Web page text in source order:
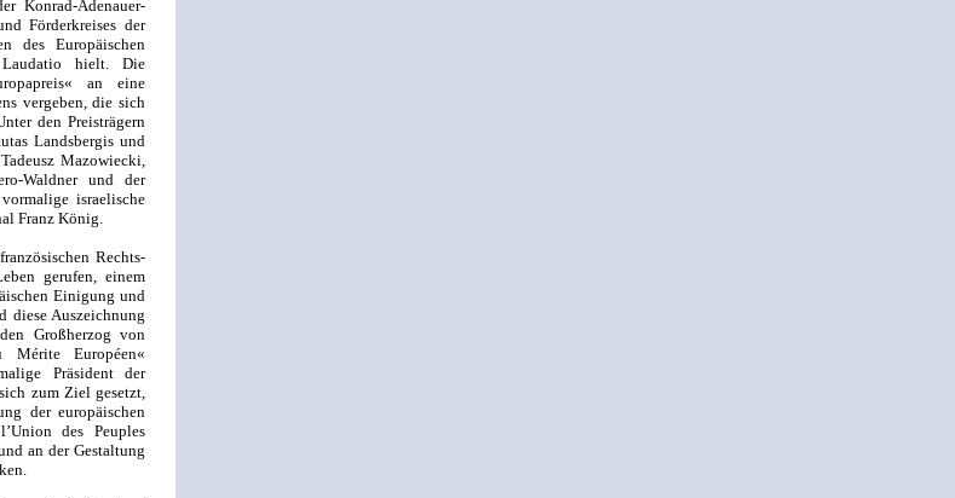
Konrad-Adenauer-
Förderkreises der
des Europäischen
hielt. Die
an eine
vergeben, die sich
den Preisträgern
Landsbergis und
Mazowiecki,
Waldner und der
israelische
Franz König.
Rechts-
gerufen, einem
Einigung und
diese Auszeichnung
Großherzog von
Mérite Européen«
Präsident der
zum Ziel gesetzt,
der europäischen
des Peuples
an der Ge­staltung